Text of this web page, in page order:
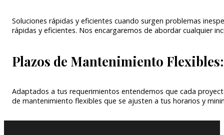
Soluciones rápidas y eficientes cuando surgen problemas
rápidas y eficientes. Nos encargaremos de abordar cualquier
Plazos de Mantenimiento Flexibles:
Adaptados a tus requerimientos entendemos que cada
de mantenimiento flexibles que se ajusten a tus horarios y